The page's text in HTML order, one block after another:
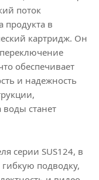
поток
продукта в
картридж. Он
обеспечивает
и надежность
воды станет
серии SUS124, в
подводку,